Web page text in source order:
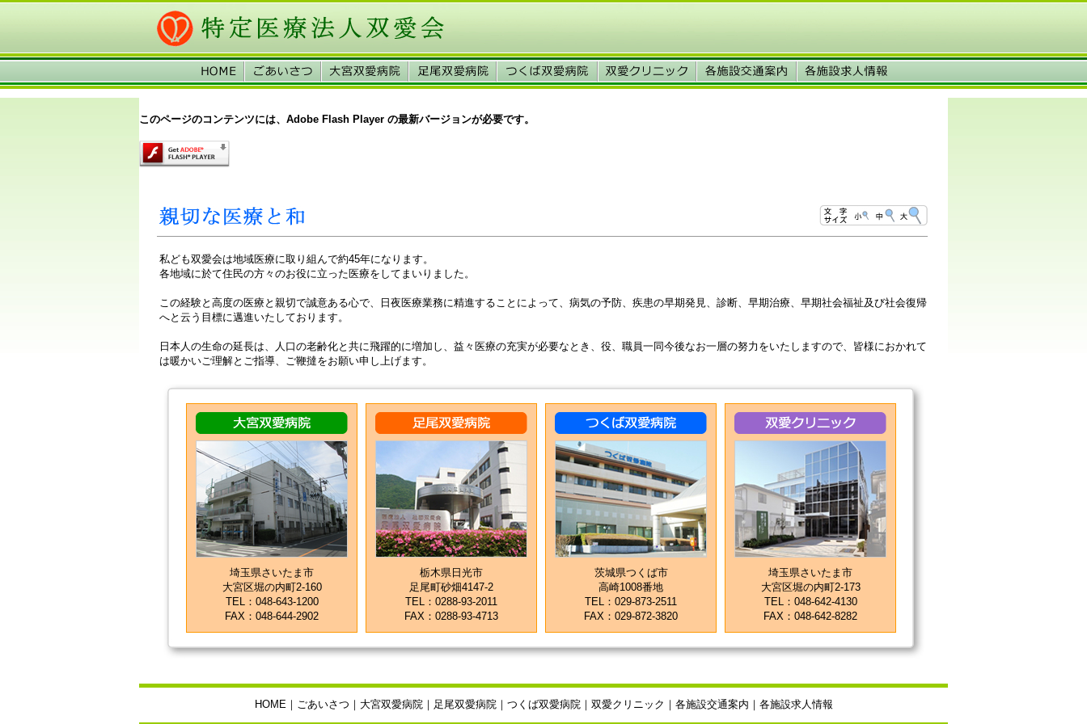
このページのコンテンツには、Adobe Flash Player の最新バージョンが必要です。
私ども双愛会は地域医療に取り組んで約45年になります。
各地域に於て住民の方々のお役に立った医療をしてまいりました。
この経験と高度の医療と親切で誠意ある心で、日夜医療業務に精進することによって、病気の予防、疾患の早期発見、診断、早期治療、早期社会福祉及び社会復帰
へと云う目標に邁進いたしております。
日本人の生命の延長は、人口の老齢化と共に飛躍的に増加し、益々医療の充実が必要なとき、役、職員一同今後なお一層の努力をいたしますので、皆様におかれて
は暖かいご理解とご指導、ご鞭撻をお願い申し上げます。
埼玉県さいたま市
大宮区堀の内町2-160
TEL：048-643-1200
FAX：048-644-2902
栃木県日光市
足尾町砂畑4147-2
TEL：0288-93-2011
FAX：0288-93-4713
茨城県つくば市
高崎1008番地
TEL：029-873-2511
FAX：029-872-3820
埼玉県さいたま市
大宮区堀の内町2-173
TEL：048-642-4130
FAX：048-642-8282
HOME｜ ごあいさつ ｜ 大宮双愛病院｜ 足尾双愛病院｜ つくば双愛病院｜ 双愛クリニック ｜ 各施設交通案内 ｜ 各施設求人情報